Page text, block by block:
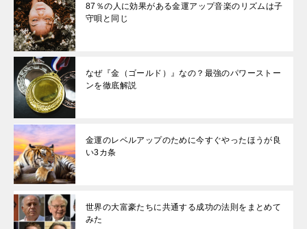
87％の人に効果がある金運アップ音楽のリズムは子
守唄と同じ
なぜ『金（ゴールド）』なの？最強のパワーストー
ンを徹底解説
金運のレベルアップのために今すぐやったほうが良
い3カ条
世界の大富豪たちに共通する成功の法則をまとめて
みた